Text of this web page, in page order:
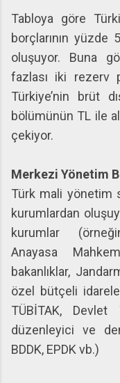
Tabloya göre
borçlarının yüzde
oluşuyor. Buna
fazlası iki rezerv
Türkiye’nin brüt
bölümünün TL ile
çekiyor.
Merkezi Yönetim
Türk mali yönetim
kurumlardan
kurumlar
Anayasa
bakanlıklar,
özel bütçeli
TÜBİTAK,
düzenleyici ve
BDDK, EPDK vb.)